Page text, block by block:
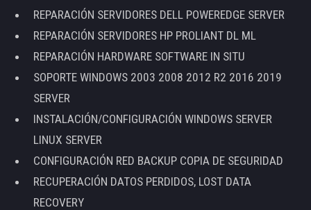
REPARACIÓN SERVIDORES DELL POWEREDGE SERVER
REPARACIÓN SERVIDORES HP PROLIANT DL ML
REPARACIÓN HARDWARE SOFTWARE IN SITU
SOPORTE WINDOWS 2003 2008 2012 R2 2016 2019
SERVER
INSTALACIÓN/CONFIGURACIÓN WINDOWS SERVER
LINUX SERVER
CONFIGURACIÓN RED BACKUP COPIA DE SEGURIDAD
RECUPERACIÓN DATOS PERDIDOS, LOST DATA
RECOVERY